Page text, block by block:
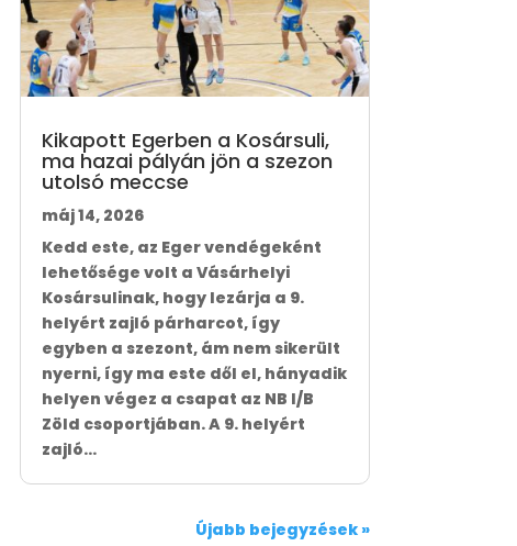
Kikapott Egerben a Kosársuli,
ma hazai pályán jön a szezon
utolsó meccse
máj 14, 2026
Kedd este, az Eger vendégeként
lehetősége volt a Vásárhelyi
Kosársulinak, hogy lezárja a 9.
helyért zajló párharcot, így
egyben a szezont, ám nem sikerült
nyerni, így ma este dől el, hányadik
helyen végez a csapat az NB I/B
Zöld csoportjában. A 9. helyért
zajló...
Újabb bejegyzések »